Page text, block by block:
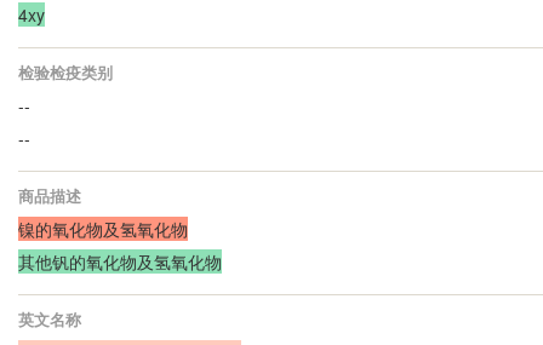
4xy
检验检疫类别
--
--
商品描述
镍的氧化物及氢氧化物
其他钒的氧化物及氢氧化物
英文名称